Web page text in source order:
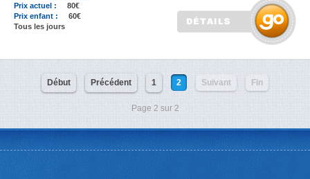
Prix actuel :
80€
Prix enfant :
60€
Tous les jours
Début Précédent 1 2 Suivant Fin
Page 2 sur 2